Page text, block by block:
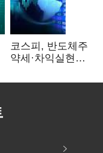
코스피, 반도체주
약세·차익실현에